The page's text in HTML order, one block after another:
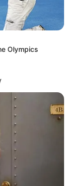
Olympics